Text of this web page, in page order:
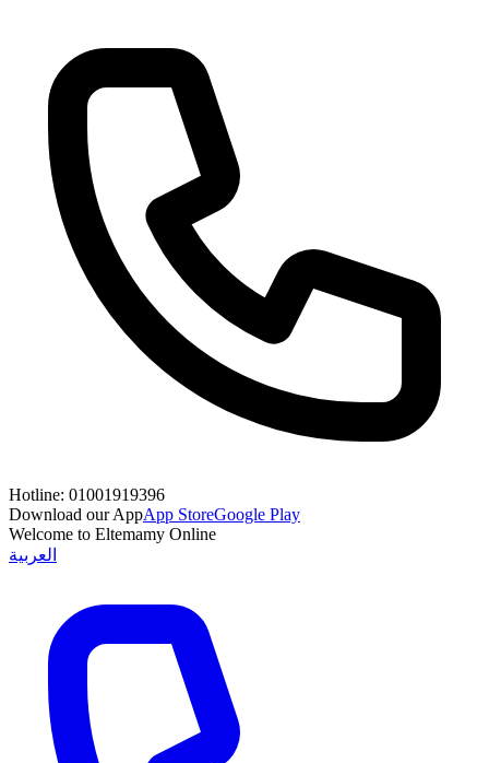
Hotline: 01001919396
Download our AppApp StoreGoogle Play
Welcome to Eltemamy Online
العربية